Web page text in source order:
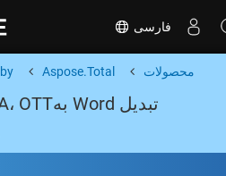
فارسی
محصولات Aspose.Total